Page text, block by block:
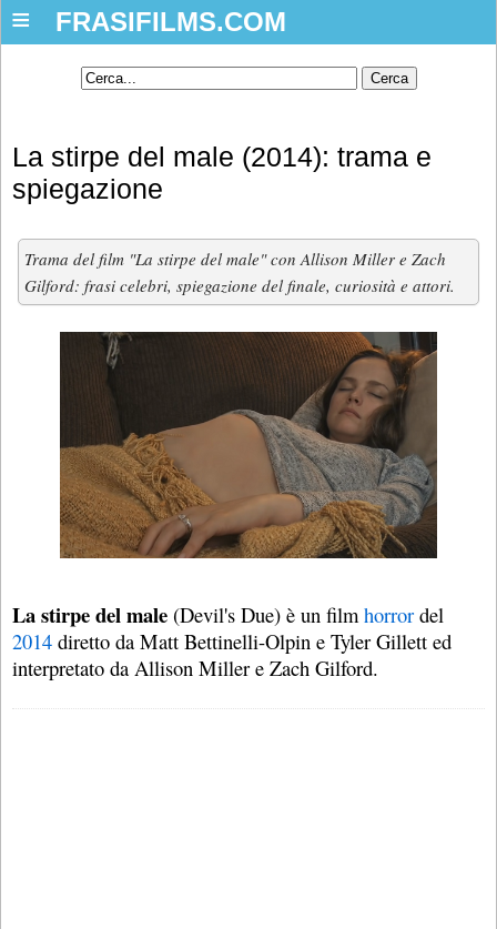
FRASIFILMS.COM
≡
La stirpe del male (2014): trama e
spiegazione
Trama del film "La stirpe del male" con Allison Miller e Zach
Gilford: frasi celebri, spiegazione del finale, curiosità e attori.
La stirpe del male (Devil's Due) è un filmhorror del
2014 diretto da Matt Bettinelli-Olpin e Tyler Gillett ed
interpretato da Allison Miller e Zach Gilford.